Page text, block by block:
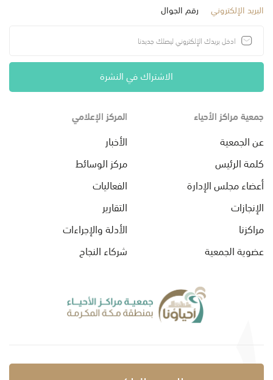
البريد الإلكتروني رقم الجوال
الاشتراك في النشرة
جمعية مراكز الأحياء
عن الجمعية
كلمة الرئيس
أعضاء مجلس الإدارة
الإنجازات
مراكزنا
عضوية الجمعية
المركز الإعلامي
الأخبار
مركز الوسائط
الفعاليات
التقارير
الأدلة والإجراءات
شركاء النجاح